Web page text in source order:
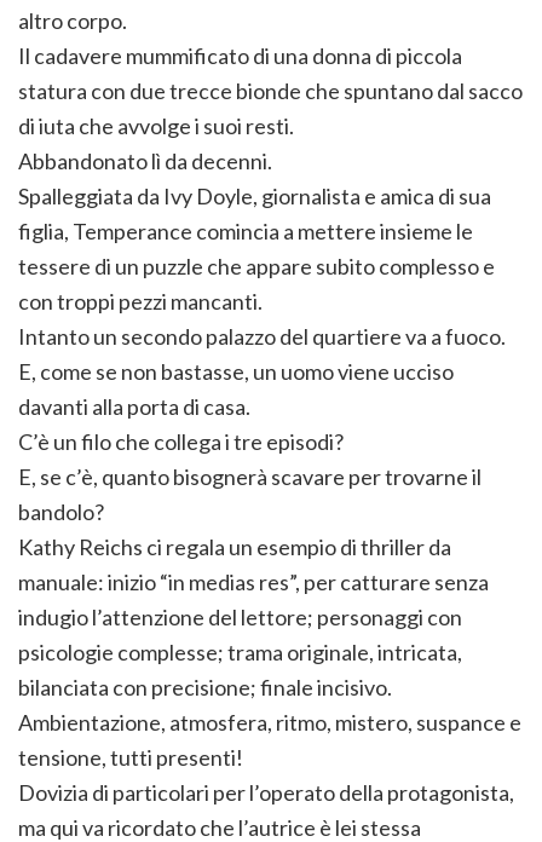
altro corpo.
Il cadavere mummificato di una donna di piccola
statura con due trecce bionde che spuntano dal sacco
di iuta che avvolge i suoi resti.
Abbandonato lì da decenni.
Spalleggiata da Ivy Doyle, giornalista e amica di sua
figlia, Temperance comincia a mettere insieme le
tessere di un puzzle che appare subito complesso e
con troppi pezzi mancanti.
Intanto un secondo palazzo del quartiere va a fuoco.
E, come se non bastasse, un uomo viene ucciso
davanti alla porta di casa.
C’è un filo che collega i tre episodi?
E, se c’è, quanto bisognerà scavare per trovarne il
bandolo?
Kathy Reichs ci regala un esempio di thriller da
manuale: inizio “in medias res”, per catturare senza
indugio l’attenzione del lettore; personaggi con
psicologie complesse; trama originale, intricata,
bilanciata con precisione; finale incisivo.
Ambientazione, atmosfera, ritmo, mistero, suspance e
tensione, tutti presenti!
Dovizia di particolari per l’operato della protagonista,
ma qui va ricordato che l’autrice è lei stessa